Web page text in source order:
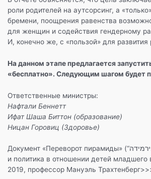
роли родителей на аутсорсинг, а
бремени, поощрения равенства
для женщин и содействия гендерному
И, конечно же, с «пользой» для развития
На данном этапе предлагается
«бесплатно». Следующим шагом будет
Ответственные министры:
Нафтали Беннетт
Ифат Шаша Биттон (образование)
Ницан Горовиц (Здоровье)
Документ «Переворот пирамиды» (“היפוך הפירמידה”): видение
и политика в отношении детей младшего
2019, профессор Мануэль